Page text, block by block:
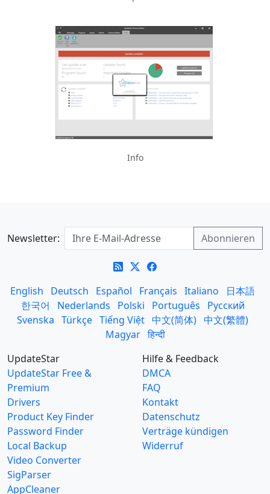
Info
Newsletter:
English Deutsch Español Français Italiano
日本語
한국어
Nederlands Polski Português
Русский
Svenska Türkçe Tiếng Việt 中文(简体) 中文(繁體)
Magyar हिन्दी
UpdateStar
UpdateStar Free &
Premium
Drivers
Product Key Finder
Password Finder
Local Backup
Video Converter
SigParser
AppCleaner
Hilfe & Feedback
DMCA
FAQ
Kontakt
Datenschutz
Verträge kündigen
Widerruf